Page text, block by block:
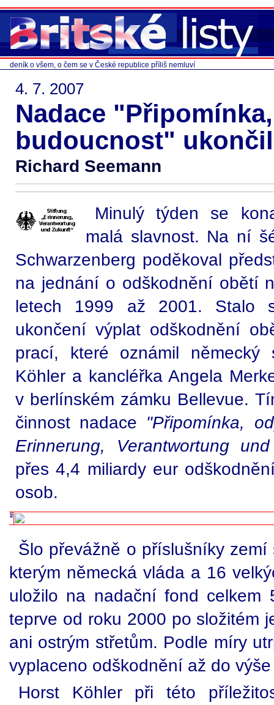
deník o všem, o čem se v České republice příliš nemluví
4. 7. 2007
Nadace
budoucnost"
Richard Seemann
Minulý týden se
malá slavnost. Na ní
Schwarzenberg poděkoval
na jednání o odškodnění obětí
letech 1999 až 2001. Stalo
ukončení výplat odškodnění
prací, které oznámil německý
Köhler a kancléřka Angela
v berlínském zámku Bellevue.
činnost nadace "Připomínka,
Erinnerung, Verantwortung
přes 4,4 miliardy eur
osob.
Šlo převážně o příslušníky
kterým německá vláda a 16
uložilo na nadační fond celkem
teprve od roku 2000 po složitém
ani ostrým střetům. Podle míry
vyplaceno odškodnění až do
Horst Köhler při této